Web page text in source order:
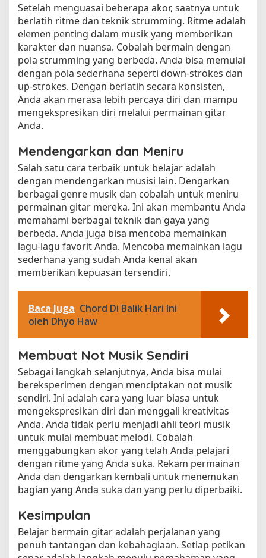
Setelah menguasai beberapa akor, saatnya untuk
berlatih ritme dan teknik strumming. Ritme adalah
elemen penting dalam musik yang memberikan
karakter dan nuansa. Cobalah bermain dengan
pola strumming yang berbeda. Anda bisa memulai
dengan pola sederhana seperti down-strokes dan
up-strokes. Dengan berlatih secara konsisten,
Anda akan merasa lebih percaya diri dan mampu
mengekspresikan diri melalui permainan gitar
Anda.
Mendengarkan dan Meniru
Salah satu cara terbaik untuk belajar adalah
dengan mendengarkan musisi lain. Dengarkan
berbagai genre musik dan cobalah untuk meniru
permainan gitar mereka. Ini akan membantu Anda
memahami berbagai teknik dan gaya yang
berbeda. Anda juga bisa mencoba memainkan
lagu-lagu favorit Anda. Mencoba memainkan lagu
sederhana yang sudah Anda kenal akan
memberikan kepuasan tersendiri.
Baca Juga Chord Di Balik Hari Ini
oleh Dhyo Haw
Membuat Not Musik Sendiri
Sebagai langkah selanjutnya, Anda bisa mulai
bereksperimen dengan menciptakan not musik
sendiri. Ini adalah cara yang luar biasa untuk
mengekspresikan diri dan menggali kreativitas
Anda. Anda tidak perlu menjadi ahli teori musik
untuk mulai membuat melodi. Cobalah
menggabungkan akor yang telah Anda pelajari
dengan ritme yang Anda suka. Rekam permainan
Anda dan dengarkan kembali untuk menemukan
bagian yang Anda suka dan yang perlu diperbaiki.
Kesimpulan
Belajar bermain gitar adalah perjalanan yang
penuh tantangan dan kebahagiaan. Setiap petikan